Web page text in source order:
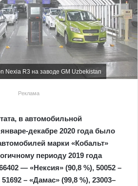
Nexia R3 на заводе GM Uzbekistan
Реклама
в автомобильной
декабре 2020 года было
марки «Кобальт»
периоду 2019 года
— «Нексия» (90,8 %), 50052 –
– «Дамас» (99,8 %), 23003–